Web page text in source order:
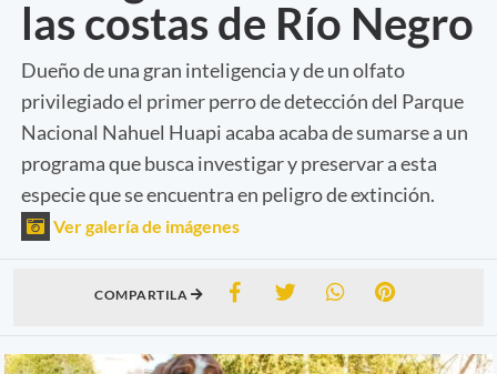
las costas de Río Negro
Dueño de una gran inteligencia y de un olfato
privilegiado el primer perro de detección del Parque
Nacional Nahuel Huapi acaba acaba de sumarse a un
programa que busca investigar y preservar a esta
especie que se encuentra en peligro de extinción.
Ver galería de imágenes
COMPARTILA